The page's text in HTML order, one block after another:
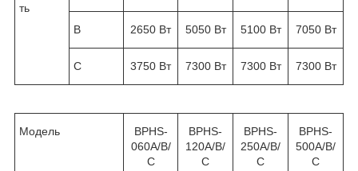
ть
В 2650 Вт 5050 Вт 5100 Вт 7050 Вт
С 3750 Вт 7300 Вт 7300 Вт 7300 Вт
Модель
ВРНS-
060A/В/
С
ВРНS-
120A/В/
С
ВРНS-
250A/В/
С
ВРНS-
500A/В/
С